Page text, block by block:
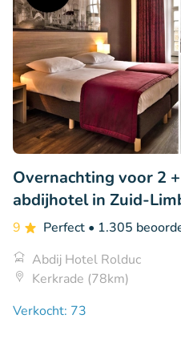
Overnachting voor 2
abdijhotel in Zuid-
9 Perfect • 1.305
Abdij Hotel Rolduc
Kerkrade (78km)
Verkocht: 73